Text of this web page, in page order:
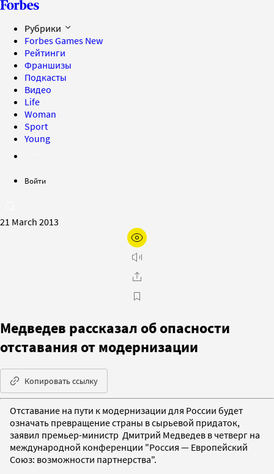
Рубрики
Forbes Games New
Рейтинги
Франшизы
Подкасты
Видео
Life
Woman
Sport
Young
Войти
21 March 2013
Медведев рассказал об опасности
отставания от модернизации
Копировать ссылку
Отставание на пути к модернизации для России будет
означать превращение страны в сырьевой придаток,
заявил премьер-министр Дмитрий Медведев в четверг на
международной конференции "Россия — Европейский
Союз: возможности партнерства".